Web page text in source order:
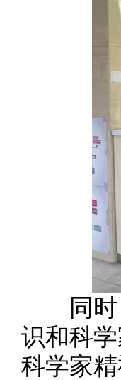
同时，
识和科
科学家